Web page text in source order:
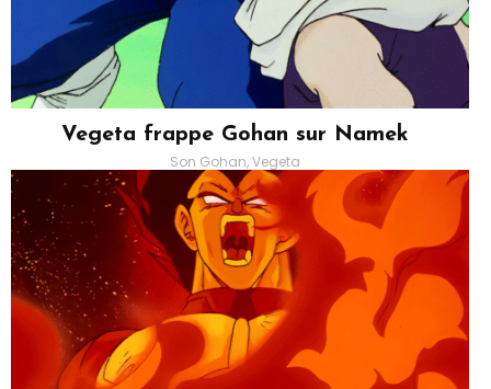
Vegeta frappe Gohan sur Namek
Son Gohan, Vegeta